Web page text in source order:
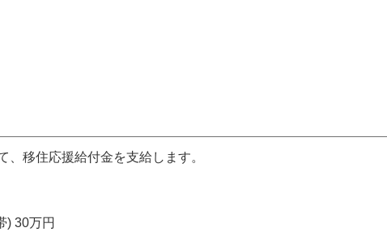
移住応援給付金を支給します。
) 30万円